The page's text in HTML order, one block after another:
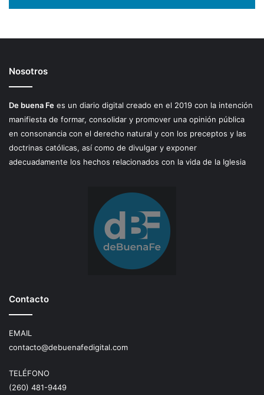
Nosotros
De buena Fe es un diario digital creado en el 2019 con la intención
manifiesta de formar, consolidar y promover una opinión pública
en consonancia con el derecho natural y con los preceptos y las
doctrinas católicas, así como de divulgar y exponer
adecuadamente los hechos relacionados con la vida de la Iglesia
Contacto
EMAIL
contacto@debuenafedigital.com
TELÉFONO
(260) 481-9449